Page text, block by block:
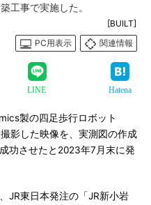
工事で実施した。
[BUILT]
PC用表示
関連情報
LINE Hatena
製の四足歩行ロボット
影した映像を、実測図の作成
功させたと2023年7月末に発
JR東日本発注の「JR新小岩